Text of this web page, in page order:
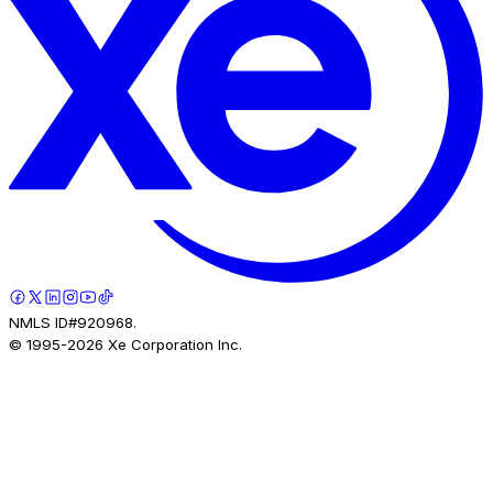
NMLS ID#920968.
© 1995-2026 Xe Corporation Inc.